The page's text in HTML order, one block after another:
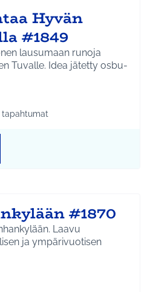
Hyvän
#1849
lausumaan runoja
jätetty osbu-
Riihikallio
teeman mukaan: Kulttuuri ja
tapahtumat
#1870
Laavu
ja ympärivuotisen